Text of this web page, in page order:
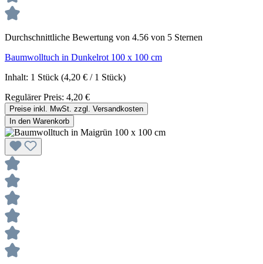
Durchschnittliche Bewertung von 4.56 von 5 Sternen
Baumwolltuch in Dunkelrot 100 x 100 cm
Inhalt: 1 Stück (4,20 € / 1 Stück)
Regulärer Preis: 4,20 €
Preise inkl. MwSt. zzgl. Versandkosten
In den Warenkorb